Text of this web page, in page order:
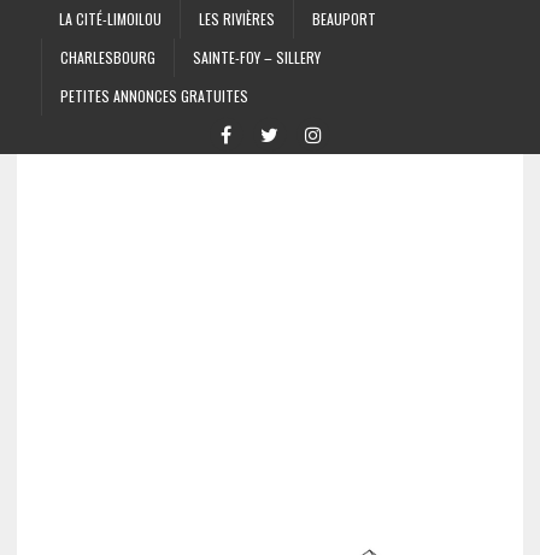
LA CITÉ-LIMOILOU LES RIVIÈRES
BEAUPORT
CHARLESBOURG
SAINTE-FOY – SILLERY
PETITES ANNONCES GRATUITES